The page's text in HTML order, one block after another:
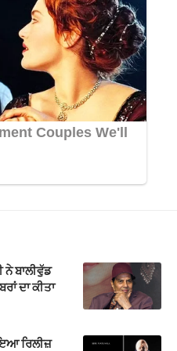
ਨੇ ਬਾਲੀਵੁੱਡ
ਦਾ ਕੀਤਾ
ਰਿਲੀਜ਼